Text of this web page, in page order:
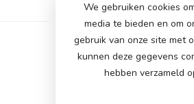
We gebruiken cookies
media te bieden en om
gebruik van onze site met
kunnen deze gegevens
hebben verzameld